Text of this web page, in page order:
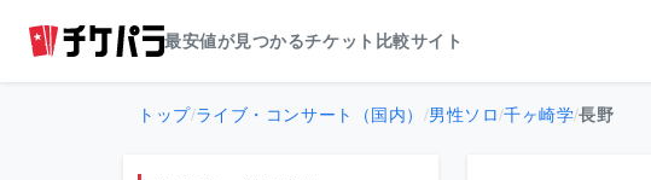
最安値が見つかるチケット比較サイト
トップ/ライブ・コンサート（国内） /男性ソロ/千ヶ崎学/長野